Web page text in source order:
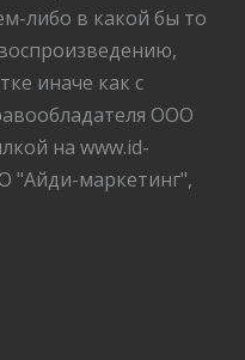
либо в какой бы то
иначе как с
ООО
на www.id-
"Айди-маркетинг",